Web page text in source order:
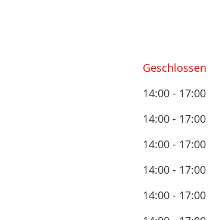
Geschlossen
14:00 - 17:00
14:00 - 17:00
14:00 - 17:00
14:00 - 17:00
14:00 - 17:00